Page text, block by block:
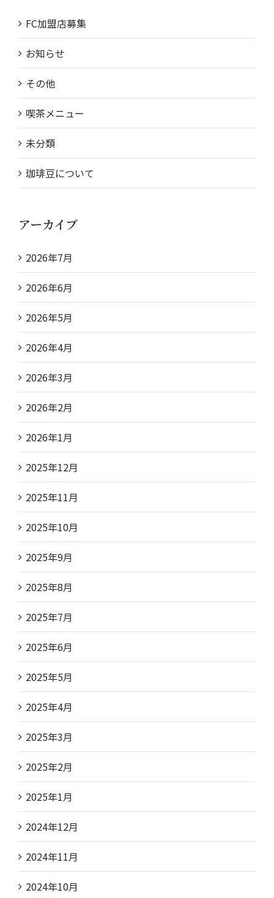
FC加盟店募集
お知らせ
その他
喫茶メニュー
未分類
珈琲豆について
アーカイブ
2026年7月
2026年6月
2026年5月
2026年4月
2026年3月
2026年2月
2026年1月
2025年12月
2025年11月
2025年10月
2025年9月
2025年8月
2025年7月
2025年6月
2025年5月
2025年4月
2025年3月
2025年2月
2025年1月
2024年12月
2024年11月
2024年10月